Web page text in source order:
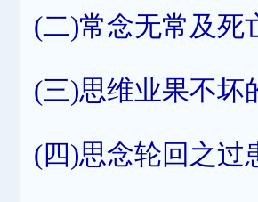
(二)常念无常及死
(三)思维业果不坏
(四)思念轮回之过